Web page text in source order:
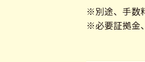
※別途、手数
※必要証拠金